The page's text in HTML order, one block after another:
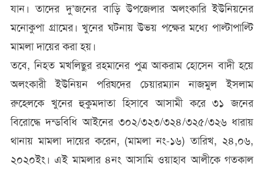
যান। তাদের দু’জনের বাড়ি উপজেলার অলংকারি ইউনিয়নের
মনোকুপা গ্রামের। খুনের ঘটনায় উভয় পক্ষের মধ্যে পাল্টাপাল্টি
মামলা দায়ের করা হয়।
তবে, নিহত মখলিছুর রহমানের পুত্র আকরাম হোসেন বাদী হয়ে
অলংকারী ইউনিয়ন পরিষদের চেয়ারম্যান নাজমুল ইসলাম
রুহেলকে খুনের হুকুমদাতা হিসাবে আসামী করে ৩১ জনের
বিরোদ্ধে দন্ডবিধি আইনের ৩০২/৩২৩/৩২৪/৩২৫/৩২৬ ধারায়
থানায় মামলা দায়ের করেন, (মামলা নং-১৬) তারিখ, ২৪,০৬,
২০২০ইং। এই মামলার ৪নং আসামি ওয়াহাব আলীকে গতকাল